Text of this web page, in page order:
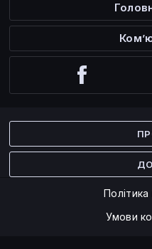
Умови